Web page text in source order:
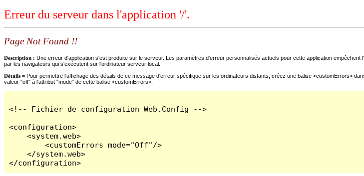
Erreur du serveur dans l'application '/'.
Page Not Found !!
Description : Une erreur d'application s'est produite sur le serveur. Les paramètres d'erreur personnalisés actuels pour cette application
par les navigateurs qui s'exécutent sur l'ordinateur serveur local.
Détails = Pour permettre l'affichage des détails de ce message d'erreur spécifique sur les ordinateurs distants, créez une balise <customErrors>
valeur "off" à l'attribut "mode" de cette balise <customErrors>.
<!-- Fichier de configuration Web.Config -->
<configuration>
    <system.web>
        <customErrors mode="Off"/>
    </system.web>
</configuration>